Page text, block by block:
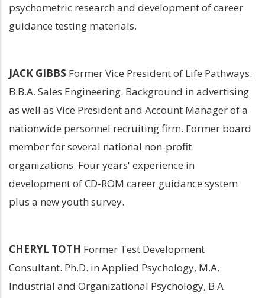
psychometric research and development of career
guidance testing materials.
JACK GIBBS Former Vice President of Life Pathways.
B.B.A. Sales Engineering. Background in advertising
as well as Vice President and Account Manager of a
nationwide personnel recruiting firm. Former board
member for several national non-profit
organizations. Four years' experience in
development of CD-ROM career guidance system
plus a new youth survey.
CHERYL TOTH Former Test Development
Consultant. Ph.D. in Applied Psychology, M.A.
Industrial and Organizational Psychology, B.A.